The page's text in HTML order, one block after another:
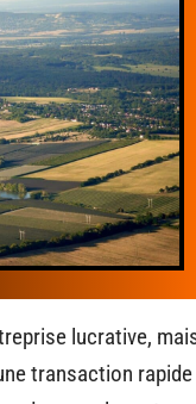
lucrative,
transaction